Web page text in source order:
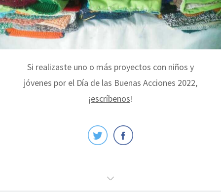
Si realizaste uno o más proyectos con niños y
jóvenes por el Día de las Buenas Acciones 2022,
¡escríbenos!